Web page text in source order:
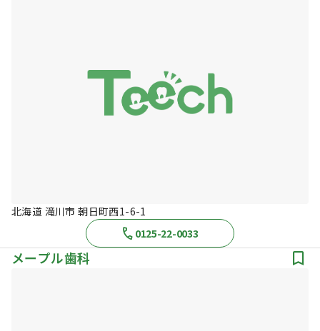
北海道 滝川市 朝日町西1-6-1
0125-22-0033
メープル歯科